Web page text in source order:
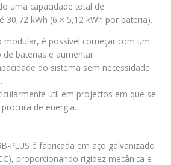
uma capacidade total de
30,72 kWh (6 × 5,12 kWh por bateria).
modular, é possível começar com um
baterias e aumentar
do sistema sem necessidade
útil em projectos em que se
de energia.
PLUS é fabricada em aço galvanizado
proporcionando rigidez mecânica e